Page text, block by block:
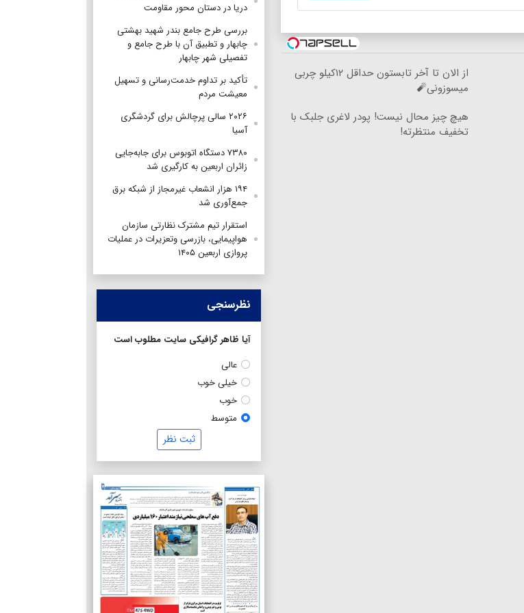
از الان تا آخر تابستون حداقل ۱۲کیلو چربی
میسوزونی🧨
هیچ چیز محال نیست! پودر لاغری جلبک با
تخفیف منتظرته!
دریا در دستان محور مقاومت
بررسی طرح جامع بندر شهید بهشتی
چابهار و تطبیق آن با طرح جامع و
تفصیلی شهر چابهار
تأکید بر تداوم خدمت‌رسانی و تسهیل
معیشت مردم
۲۰۲۶ سالی پرچالش برای گردشگری
آسیا
۷۳۸۰ دستگاه اتوبوس برای جابه‌جایی
زائران اربعین به‌ کارگیری شد
۱۹۴ هزار انشعاب غیرمجاز از شبکه برق
جمع‌آوری شد
استقرار تیم مشترک نظارتی سازمان
هواپیمایی، بازرسی وتعزیرات در عملیات
پروازی اربعین ۱۴۰۵
نظرسنجی
آیا ظاهر گرافیکی سایت مطلوب است
عالی
خیلی خوب
خوب
متوسط
ثبت نظر